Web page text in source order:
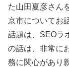
た山田夏彦さん
京市についてお
話題は、SEOラ
の話は、非常に
務に関心があり